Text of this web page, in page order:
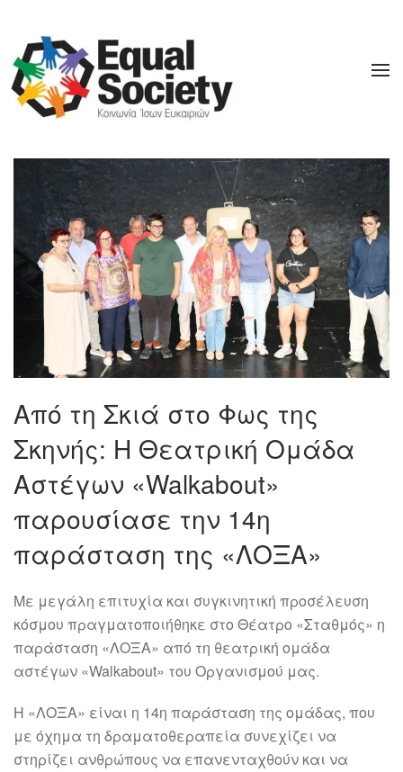
Από τη Σκιά στο Φως της
Σκηνής: Η Θεατρική Ομάδα
Αστέγων «Walkabout»
παρουσίασε την 14η
παράσταση της «ΛΟΞΑ»
Με μεγάλη επιτυχία και συγκινητική προσέλευση
κόσμου πραγματοποιήθηκε στο Θέατρο «Σταθμός» η
παράσταση «ΛΟΞΑ» από τη θεατρική ομάδα
αστέγων «Walkabout» του Οργανισμού μας.
Η «ΛΟΞΑ» είναι η 14η παράσταση της ομάδας, που
με όχημα τη δραματοθεραπεία συνεχίζει να
στηρίζει ανθρώπους να επανενταχθούν και να